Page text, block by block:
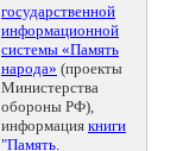
государственной
информационной
системы «Память
народа» (проекты
Министерства
обороны РФ),
информация книги
"Память.